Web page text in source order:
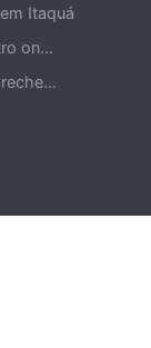
Itaquá
on...